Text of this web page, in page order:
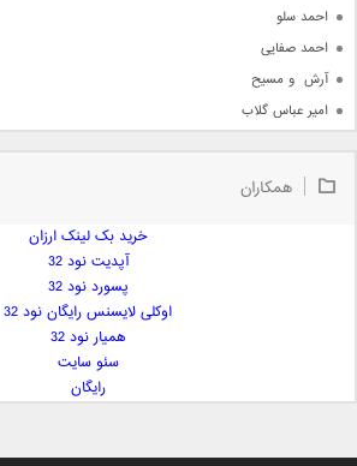
احمد سلو
احمد صفایی
آرش  و مسیح
امیر عباس گلاب
امیر علی
ایمان فلاح
همکاران
خرید بک لینک ارزان
آپدیت نود 32
پسورد نود 32
اوکلی لایسنس رایگان نود 32
همیار نود 32
سئو سایت
رایگان